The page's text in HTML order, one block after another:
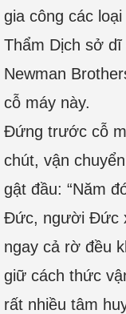
gia công các
Thẩm Dịch sở
Newman
cỗ máy này.
Đứng trước cỗ
chút, vận
gật đầu: “Năm
Đức, người Đức
ngay cả rờ đều
giữ cách thức
rất nhiều tâm